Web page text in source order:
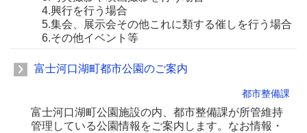
4.興行を行う場合
5.集会、展示会その他これに類する催しを行う場合
6.その他イベント等
富士河口湖町都市公園のご案内
都市整備課
富士河口湖町公園施設の内、都市整備課が所管維持
管理している公園情報をご案内します。なお情報・